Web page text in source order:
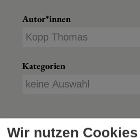
Autor*innen
Kategorien
Wir nutzen Cookies